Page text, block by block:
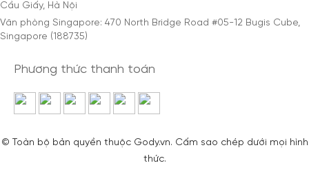
Cầu Giấy, Hà Nội
Văn phòng Singapore: 470 North Bridge Road #05-12 Bugis Cube,
Singapore (188735)
Phương thức thanh toán
© Toàn bộ bản quyền thuộc Gody.vn. Cấm sao chép dưới mọi hình
thức.